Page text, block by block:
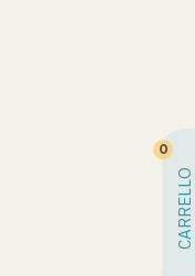
leggero e fertile,
e torba.
adeguata fino
annaffiate con
durante la
CARRELLO
0